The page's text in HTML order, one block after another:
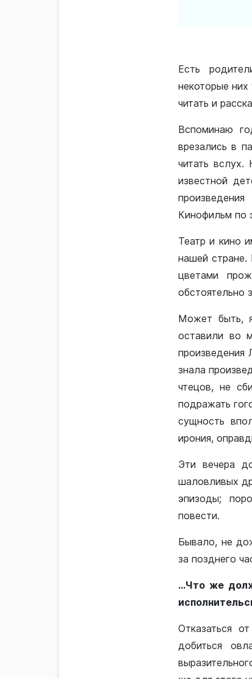
Есть
некоторые
читать и
Вспоминаю
врезались в
читать
известной
Кинофильм по
Театр и кино
нашей
цветами
обстоятельно
Может быть,
оставили во
произведения
знала
чтецов, не
подражать
сущность
ирония,
Эти вечера
шаловливых
эпизоды;
повести.
Бывало, не
за позднего
…Что же
Отказаться
добиться